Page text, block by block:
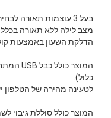
בעל 3 עוצמות תאורה לבחירה.
מצב לילה ללא תאורה בכלל.
הדלקת השעון באמצעות
כלול).
לטעינה מהירה של הטלפון
המוצר כולל סוללת גיבוי